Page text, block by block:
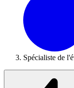
Spécialiste de